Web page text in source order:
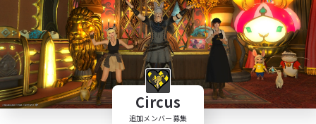
Circus
追加メンバー募集